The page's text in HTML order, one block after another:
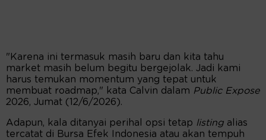
"Karena ini termasuk masih baru dan kita tahu
market masih belum begitu bergejolak. Jadi kami
harus temukan momentum yang tepat untuk
membuat roadmap," kata Calvin dalam Public Expose
2026, Jumat (12/6/2026).
Adapun, kala ditanyai perihal opsi tetap listing alias
tercatat di Bursa Efek Indonesia atau akan tempuh